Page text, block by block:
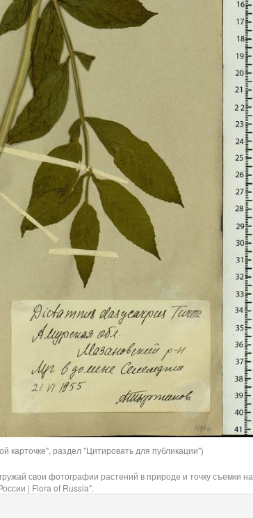
карточке", раздел "Цитировать для публикации")
свои фотографии растений в природе и точку съемки на
| Flora of Russia".